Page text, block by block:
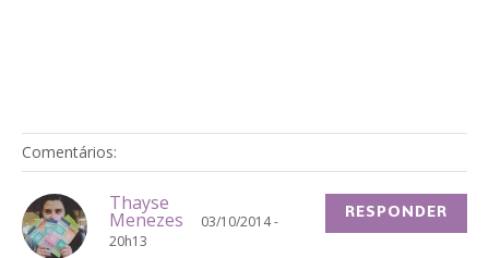
Comentários:
Thayse
Menezes
03/10/2014 -
20h13
RESPONDER